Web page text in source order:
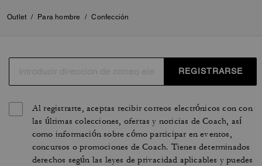
Outlet / Para hombre / Confección
REGISTRARSE
Al registrarte, aceptas recibir correos electrónicos con con
las últimas colecciones, ofertas y noticias de Coach, así
como información sobre cómo participar en eventos,
concursos o promociones de Coach. Tienes determinados
derechos según las leyes de privacidad aplicables y puedes